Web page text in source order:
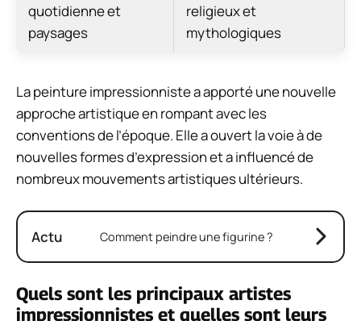
quotidienne et
paysages
religieux et
mythologiques
La peinture impressionniste a apporté une nouvelle
approche artistique en rompant avec les
conventions de l’époque. Elle a ouvert la voie à de
nouvelles formes d’expression et a influencé de
nombreux mouvements artistiques ultérieurs.
Actu Comment peindre une figurine ?
Quels sont les principaux artistes
impressionnistes et quelles sont leurs